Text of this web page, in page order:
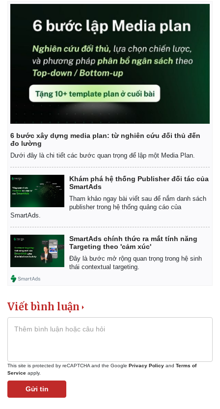
6 bước xây dựng media plan: từ nghiên cứu đối thủ đến
đo lường
Dưới đây là chi tiết các bước quan trọng để lập một Media Plan.
Khám phá hệ thống Publisher đối tác của
SmartAds
Tham khảo ngay bài viết sau để nắm danh sách
publisher trong hệ thống quảng cáo của
SmartAds.
SmartAds chính thức ra mắt tính năng
Targeting theo 'cảm xúc'
Đây là bước mở rộng quan trọng trong hệ sinh
thái contextual targeting.
Viết bình luận
This site is protected by reCAPTCHA and the Google Privacy Policy and Terms of
Service apply.
Gửi tin